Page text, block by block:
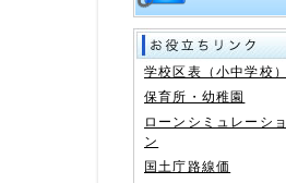
学校区表（小中学校）
保育所・幼稚園
ローンシミュレーショ
ン
国土庁路線価